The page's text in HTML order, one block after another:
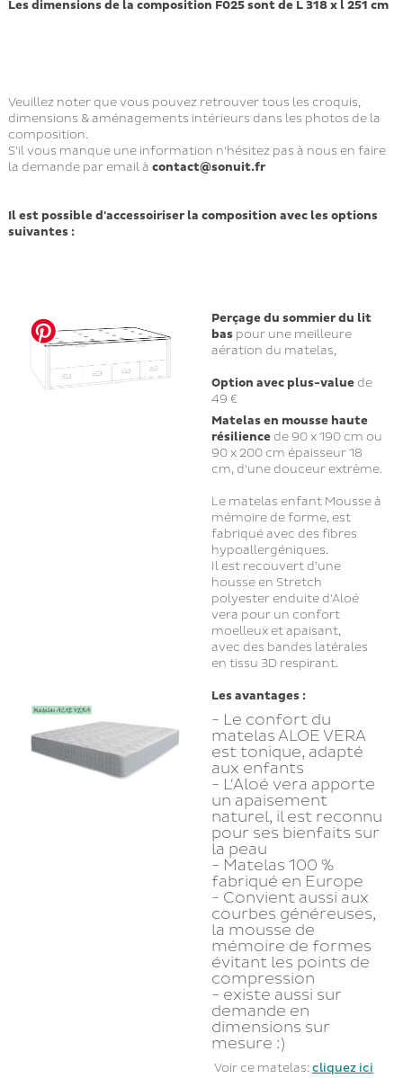
Les dimensions de la composition F025 sont de L 318 x l 251 cm
Veuillez noter que vous pouvez retrouver tous les croquis,
dimensions & aménagements intérieurs dans les photos de la
composition.
S'il vous manque une information n'hésitez pas à nous en faire
la demande par email à contact@sonuit.fr
Il est possible d'accessoiriser la composition avec les options
suivantes :
Perçage du sommier du lit
bas pour une meilleure
aération du matelas,
Option avec plus-value de
49 €
Matelas en moussehaute
résiliencede 90 x 190 cm ou
90 x 200 cm épaisseur 18
cm, d'une douceur extrème.
Le matelas enfant Mousse à
mémoire de forme, est
fabriqué avec des fibres
hypoallergéniques.
Il est recouvert d’une
housse en Stretch
polyester enduite d'Aloé
vera pour un confort
moelleux et apaisant,
avec des bandes latérales
en tissu 3D respirant.
Les avantages :
- Le confort du
matelas ALOE VERA
est tonique, adapté
aux enfants
- L'Aloé vera apporte
un apaisement
naturel, il est reconnu
pour ses bienfaits sur
la peau
- Matelas 100 %
fabriqué en Europe
- Convient aussi aux
courbes généreuses,
la mousse de
mémoire de formes
évitant les points de
compression
- existe aussi sur
demande en
dimensions sur
mesure :)
Voir ce matelas:cliquez ici